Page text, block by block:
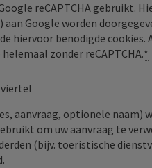
reCAPTCHA gebruikt.
Google worden
hiervoor benodigde
zonder reCAPTCHA.*
aanvraag, optionele naam)
om uw aanvraag te
(bijv. toeristische
.